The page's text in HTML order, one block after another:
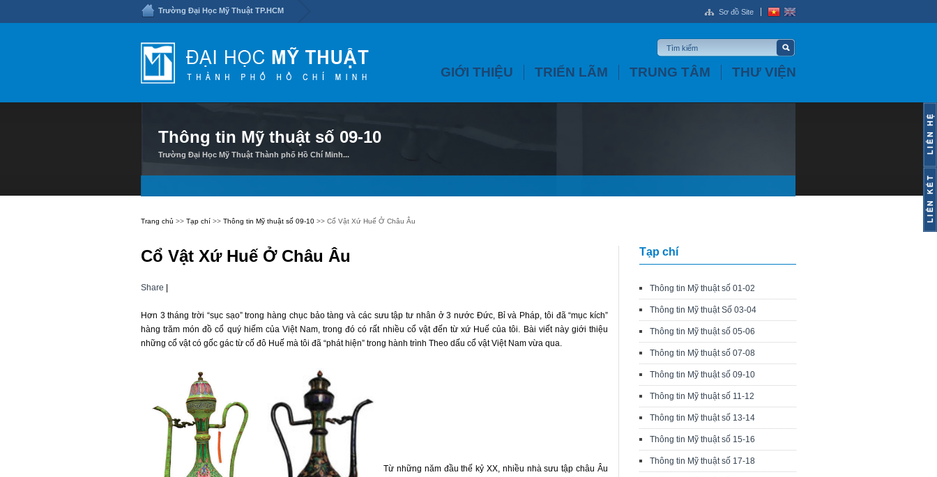
Trường Đại Học Mỹ Thuật TP.HCM Sơ đồ Site
THƯ VIỆN
TRUNG TÂM
TRIỂN LÃM
GIỚI THIỆU
Thông tin Mỹ thuật số 09-10
Trường Đại Học Mỹ Thuật Thành phố Hồ Chí Minh...
Trang chủ >> Tạp chí >> Thông tin Mỹ thuật số 09-10 >> Cổ Vật Xứ Huế Ở Châu Âu
Cổ Vật Xứ Huế Ở Châu Âu
Share
Hơn 3 tháng trời “sục sạo” trong hàng chục bảo tàng và các sưu tập tư nhân ở 3 nước Đức, Bỉ và Pháp, tôi đã “mục kích”
hàng trăm món đồ cổ quý hiếm của Việt Nam, trong đó có rất nhiều cổ vật đến từ xứ Huế của tôi. Bài viết này giới thiệu
những cổ vật có gốc gác từ cố đô Huế mà tôi đã “phát hiện” trong hành trình Theo dấu cổ vật Việt Nam vừa qua.
Từ những năm đầu thế kỷ XX, nhiều nhà sưu tập châu Âu
Tạp chí
Thông tin Mỹ thuật số 01-02
Thông tin Mỹ thuật Số 03-04
Thông tin Mỹ thuật số 05-06
Thông tin Mỹ thuật số 07-08
Thông tin Mỹ thuật số 09-10
Thông tin Mỹ thuật số 11-12
Thông tin Mỹ thuật số 13-14
Thông tin Mỹ thuật số 15-16
Thông tin Mỹ thuật số 17-18